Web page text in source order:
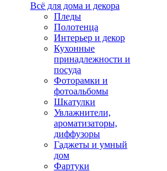
Всё для дома и декора
Пледы
Полотенца
Интерьер и декор
Кухонные
принадлежности и
посуда
Фоторамки и
фотоальбомы
Шкатулки
Увлажнители,
ароматизаторы,
диффузоры
Гаджеты и умный
дом
Фартуки